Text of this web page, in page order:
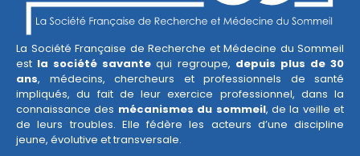
La Société Française de Recherche et Médecine du Sommeil
est la société savante qui regroupe, depuis plus de 30
ans, médecins, chercheurs et professionnels de santé
impliqués, du fait de leur exercice professionnel, dans la
connaissance des mécanismes du sommeil, de la veille et
de leurs troubles. Elle fédère les acteurs d’une discipline
jeune, évolutive et transversale.